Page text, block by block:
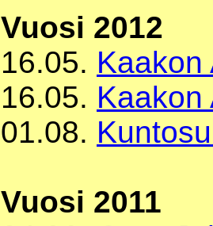
Vuosi 2012
16.05. Kaakon
16.05. Kaakon
01.08.
Vuosi 2011